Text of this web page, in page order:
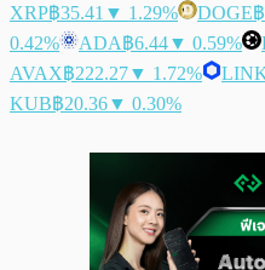
XRP฿35.41 ▼ 1.29% DOGE
0.42%
ADA฿6.44▼ 0.59%
AVAX฿222.27▼ 1.72%
KUB฿20.36▼ 0.30%